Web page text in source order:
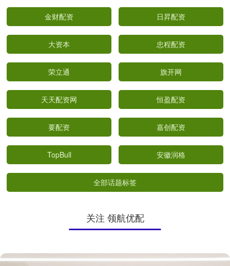
金财配资 日昇配资
大资本 忠程配资
荣立通 旗开网
天天配资网 恒盈配资
要配资 嘉创配资
TopBull 安徽润格
全部话题标签
关注 领航优配